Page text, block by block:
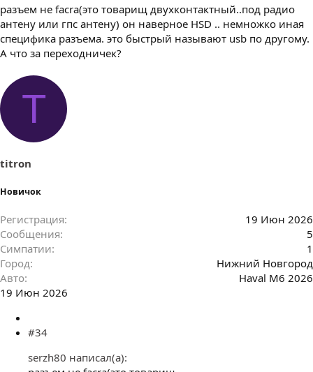
разъем не facra(это товарищ двухконтактный..под радио
антену или гпс антену) он наверное HSD .. немножко иная
специфика разъема. это быстрый называют usb по другому.
А что за переходничек?
T
titron
Новичок
Регистрация
19 Июн 2026
Сообщения
5
Симпатии
1
Город
Нижний Новгород
Авто
Haval M6 2026
19 Июн 2026
#34
serzh80 написал(а):